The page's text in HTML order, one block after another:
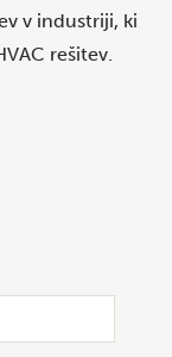
v industriji, ki
rešitev.